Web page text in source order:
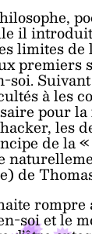
il
limites de
à les
pour
les
de la «
de
soi et le